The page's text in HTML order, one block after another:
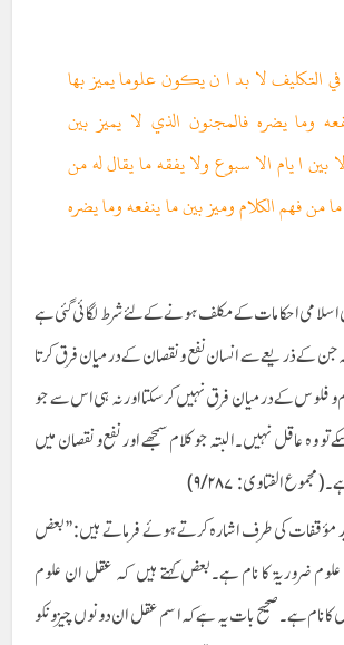
في التكليف لا بد ا ن يكون علوما يميز بها
وما يضره فالمجنون الذي لا يميز بين
بين ا يام الا سبوع ولا يفقه ما يقال له من
من فهم الكلام وميز بين ما ينفعه وما يضره
احکامات کے مکلف ہونے کے لئے شرط لگائی گئی ہے
جن کے ذریعے سے انسان نفع و نقصان کے درمیان فرق کرتا
و فلوس کے درمیان فرق نہیں کرسکتا اور نہ ہی اس سے جو
تو وہ عاقل نہیں ۔البتہ جو کلام سمجھے اور نفع و نقصان میں
الفتاوی: ۹/۲۸۷)
مؤقفات کی طرف اشارہ کرتے ہوئے فرماتے ہیں: ’’بعض
ضروریۃ کا نام ہے۔بعض کہتے ہیں کہ عقل ان علوم
ہے۔صحیح بات یہ ہے کہ اسم عقل ان دونوں چیزوںکو